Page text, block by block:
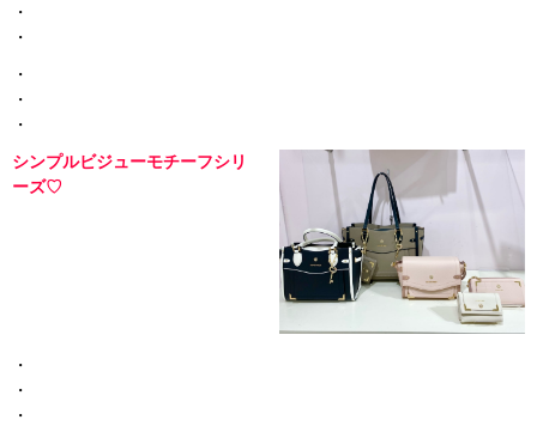
・
・
・
・
・
シンプルビジューモチーフシリ
ーズ♡
・
・
・